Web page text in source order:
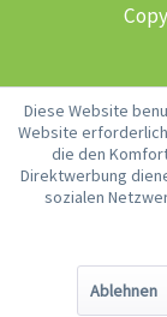
Diese Website
Website
die den
Direktwerbung
sozialen
Ablehnen